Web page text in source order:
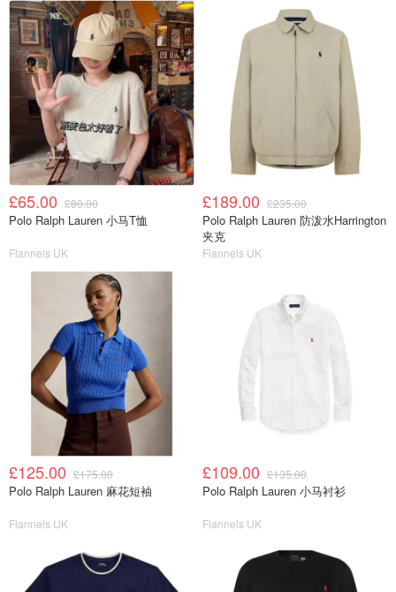
£65.00 £80.00
Polo Ralph Lauren 小马T恤
Flannels UK
£189.00 £235.00
Polo Ralph Lauren 防泼水Harrington
夹克
Flannels UK
£125.00 £175.00
Polo Ralph Lauren 麻花短袖
Flannels UK
£109.00 £135.00
Polo Ralph Lauren 小马衬衫
Flannels UK